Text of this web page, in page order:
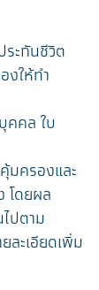
ระกันชีวิต
งให้ทำ
คคล ใบ
มครองและ
โดยผล
ปตาม
ละเอียดเพิ่ม